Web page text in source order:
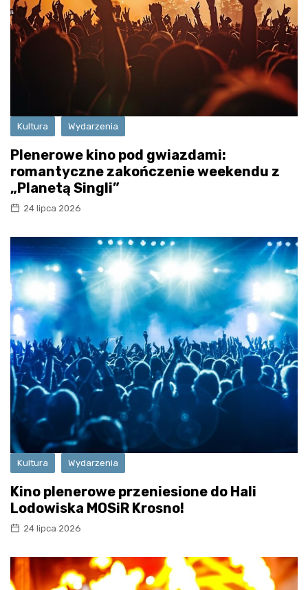
Kultura Wydarzenia
Plenerowe kino pod gwiazdami:
romantyczne zakończenie weekendu z
„Planetą Singli”
24 lipca 2026
Kultura Wydarzenia
Kino plenerowe przeniesione do Hali
Lodowiska MOSiR Krosno!
24 lipca 2026